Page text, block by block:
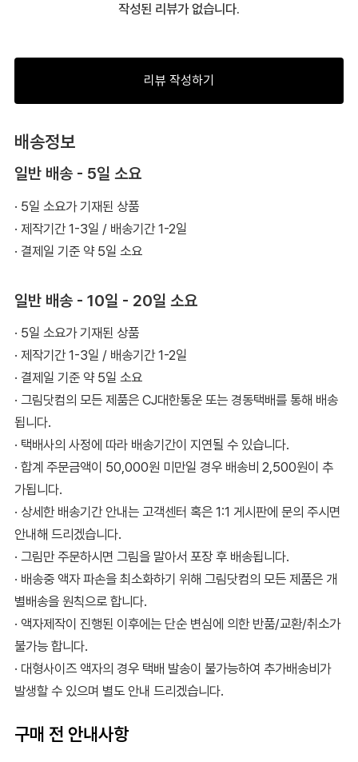
작성된 리뷰가 없습니다.
리뷰 작성하기
배송정보
일반 배송 - 5일 소요
· 5일 소요가 기재된 상품
· 제작기간 1-3일 / 배송기간 1-2일
· 결제일 기준 약 5일 소요
일반 배송 - 10일 - 20일 소요
· 5일 소요가 기재된 상품
· 제작기간 1-3일 / 배송기간 1-2일
· 결제일 기준 약 5일 소요
· 그림닷컴의 모든 제품은 CJ대한통운 또는 경동택배를 통해 배송
됩니다.
· 택배사의 사정에 따라 배송기간이 지연될 수 있습니다.
· 합계 주문금액이 50,000원 미만일 경우 배송비 2,500원이 추
가됩니다.
· 상세한 배송기간 안내는 고객센터 혹은 1:1 게시판에 문의 주시면
안내해 드리겠습니다.
· 그림만 주문하시면 그림을 말아서 포장 후 배송됩니다.
· 배송중 액자 파손을 최소화하기 위해 그림닷컴의 모든 제품은 개
별배송을 원칙으로 합니다.
· 액자제작이 진행된 이후에는 단순 변심에 의한 반품/교환/취소가
불가능 합니다.
· 대형사이즈 액자의 경우 택배 발송이 불가능하여 추가배송비가
발생할 수 있으며 별도 안내 드리겠습니다.
구매 전 안내사항